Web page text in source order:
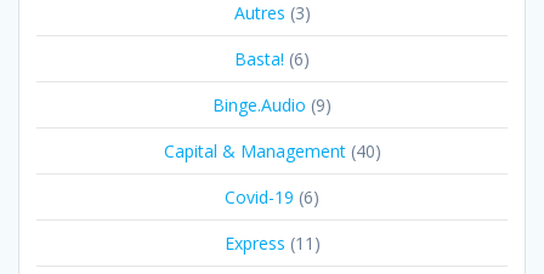
Autres (3)
Basta! (6)
Binge.Audio (9)
Capital & Management(40)
Covid-19 (6)
Express (11)